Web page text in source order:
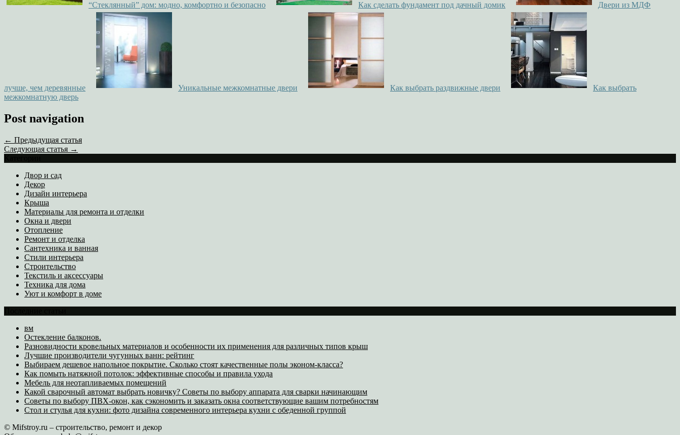
“Стеклянный” дом: модно, комфортно и безопасно Как сделать фундамент под дачный домик Двери из МДФ
лучше, чем деревянные Уникальные межкомнатные двери Как выбрать раздвижные двери
Как выбрать
межкомнатную дверь
Post navigation
← Предыдущая статья
Следующая статья →
Двор и сад
Декор
Дизайн интерьера
Крыша
Материалы для ремонта и отделки
Окна и двери
Отопление
Ремонт и отделка
Сантехника и ванная
Стили интерьера
Строительство
Текстиль и аксессуары
Техника для дома
Уют и комфорт в доме
вм
Остекление балконов.
Разновидности кровельных материалов и особенности их применения для различных типов крыш
Лучшие производители чугунных ванн: рейтинг
Выбираем дешевое напольное покрытие. Сколько стоят качественные полы эконом-класса?
Как помыть натяжной потолок: эффективные способы и правила ухода
Мебель для неотапливаемых помещений
Какой сварочный автомат выбрать новичку? Советы по выбору аппарата для сварки начинающим
Советы по выбору ПВХ-окон, как сэкономить и заказать окна соответствующие вашим потребностям
Стол и стулья для кухни: фото дизайна современного интерьера кухни с обеденной группой
© Mifstroy.ru – строительство, ремонт и декор